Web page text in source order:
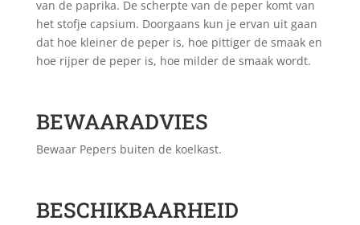
van de paprika. De scherpte van de peper komt van
het stofje capsium. Doorgaans kun je ervan uit gaan
dat hoe kleiner de peper is, hoe pittiger de smaak en
hoe rijper de peper is, hoe milder de smaak wordt.
BEWAARADVIES
Bewaar Pepers buiten de koelkast.
BESCHIKBAARHEID